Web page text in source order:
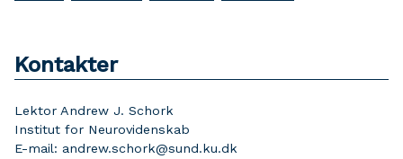
Kontakter
Lektor Andrew J. Schork
Institut for Neurovidenskab
E-mail: andrew.schork@sund.ku.dk